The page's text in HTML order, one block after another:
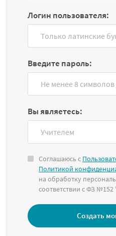
Логин пользователя:
Введите пароль:
Вы являетесь:
Соглашаюсь с
Политикой
на обработку
соответствии с ФЗ